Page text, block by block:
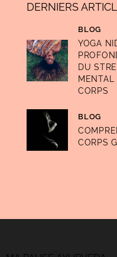
DERNIERS
BLOG
YOGA
DU
CORPS
BLOG
CORPS